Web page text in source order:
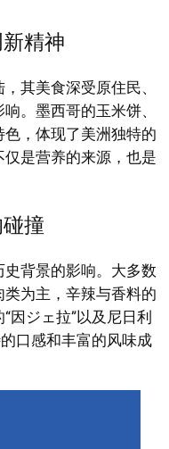
精神
其美食深受原住民、
。墨西哥的玉米饼、
，体现了美洲独特的
是营养的来源，也是
撞
背景的影响。大多数
为主，辛辣与香料的
因ジェ拉”以及尼日利
口感和丰富的风味成